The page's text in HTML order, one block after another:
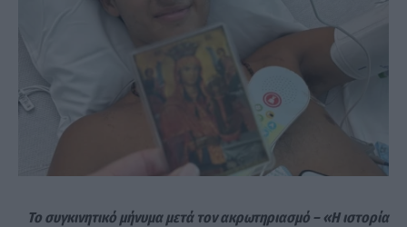
Το συγκινητικό μήνυμα μετά τον ακρωτηριασμό – «Η ιστορία